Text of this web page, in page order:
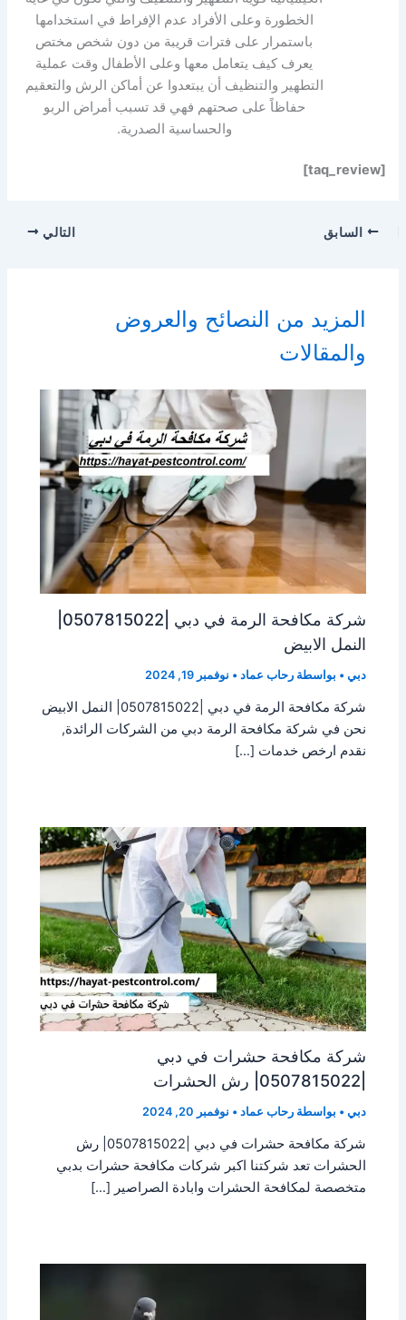
الخطورة وعلى الأفراد عدم الإفراط في استخدامها
باستمرار على فترات قريبة من دون شخص مختص
يعرف كيف يتعامل معها وعلى الأطفال وقت عملية
التطهير والتنظيف أن يبتعدوا عن أماكن الرش والتعقيم
حفاظاً على صحتهم فهي قد تسبب أمراض الربو
والحساسية الصدرية.
[taq_review]
السابق التالي
المزيد من النصائح والعروض
والمقالات
النمل الابيض
دبي • بواسطة رحاب عماد• نوفمبر 19, 2024
شركة مكافحة الرمة في دبي |0507815022| النمل الابيض
نحن في شركة مكافحة الرمة دبي من الشركات الرائدة,
نقدم ارخص خدمات […]
شركة مكافحة حشرات في دبي
دبي • بواسطة رحاب عماد• نوفمبر 20, 2024
شركة مكافحة حشرات في دبي |0507815022| رش
الحشرات تعد شركتنا اكبر شركات مكافحة حشرات بدبي
متخصصة لمكافحة الحشرات وابادة الصراصير […]